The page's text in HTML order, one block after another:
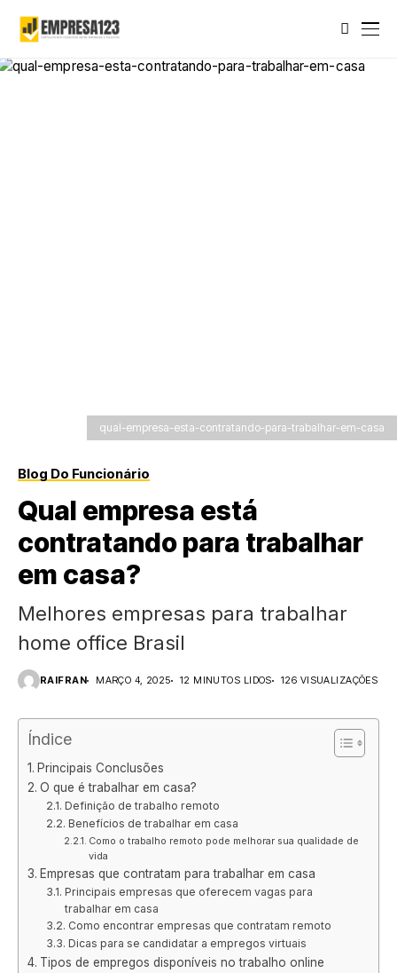
qual-empresa-esta-contratando-para-trabalhar-em-casa
Blog Do Funcionário
Qual empresa está
contratando para trabalhar
em casa?
Melhores empresas para trabalhar
home office Brasil
RAIFRAN MARÇO 4, 2025 12 MINUTOS LIDOS 126 VISUALIZAÇÕES
Índice
Principais Conclusões
O que é trabalhar em casa?
Definição de trabalho remoto
Benefícios de trabalhar em casa
Como o trabalho remoto pode melhorar sua qualidade de
vida
Empresas que contratam para trabalhar em casa
Principais empresas que oferecem vagas para
trabalhar em casa
Como encontrar empresas que contratam remoto
Dicas para se candidatar a empregos virtuais
Tipos de empregos disponíveis no trabalho online